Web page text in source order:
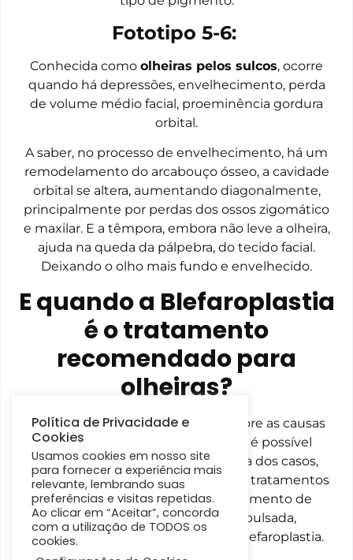
Fototipo 5-6:
Conhecida como olheiras pelos sulcos, ocorre
quando há depressões, envelhecimento, perda
de volume médio facial, proeminência gordura
orbital.
A saber, no processo de envelhecimento, há um
remodelamento do arcabouço ósseo, a cavidade
orbital se altera, aumentando diagonalmente,
principalmente por perdas dos ossos zigomático
e maxilar. E a têmpora, embora não leve a olheira,
ajuda na queda da pálpebra, do tecido facial.
Deixando o olho mais fundo e envelhecido.
E quando a Blefaroplastia
é o tratamento
recomendado para
olheiras?
Após compreender um poucos sobre as causas
das olheiras e os diferentes tipos, é possível
concluir que para a grande maioria dos casos,
somente a combinação de diversos tratamentos
podem ser realizados para o tratamento de
olheiras, como é o caso da luz pulsada,
preenchedores e o mais eficaz, a Blefaroplastia.
Política de Privacidade e
Cookies
Usamos cookies em nosso site
para fornecer a experiência mais
relevante, lembrando suas
preferências e visitas repetidas.
Ao clicar em “Aceitar”, concorda
com a utilização de TODOS os
cookies.